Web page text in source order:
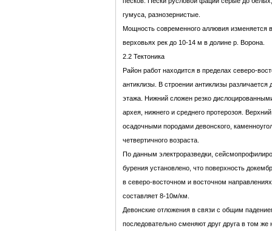
гумуса, разнозернистые.
Мощность современного аллювия изменяется
верховьях рек до 10-14 м в долине р. Ворона.
2.2 Тектоника
Район работ находится в пределах северо-
антиклизы. В строении антиклизы различается
этажа. Нижний сложен резко
архея, нижнего и среднего протерозоя.
осадочными породами девонского,
четвертичного возраста.
По данным электроразведки,
бурения установлено, что поверхность
в северо-восточном и восточном
составляет 8-10м/км.
Девонские отложения в связи с общим
последовательно сменяют друг друга в том же